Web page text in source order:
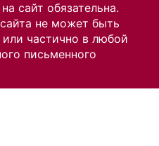
сайт обязательна.
не может быть
частично в любой
письменного